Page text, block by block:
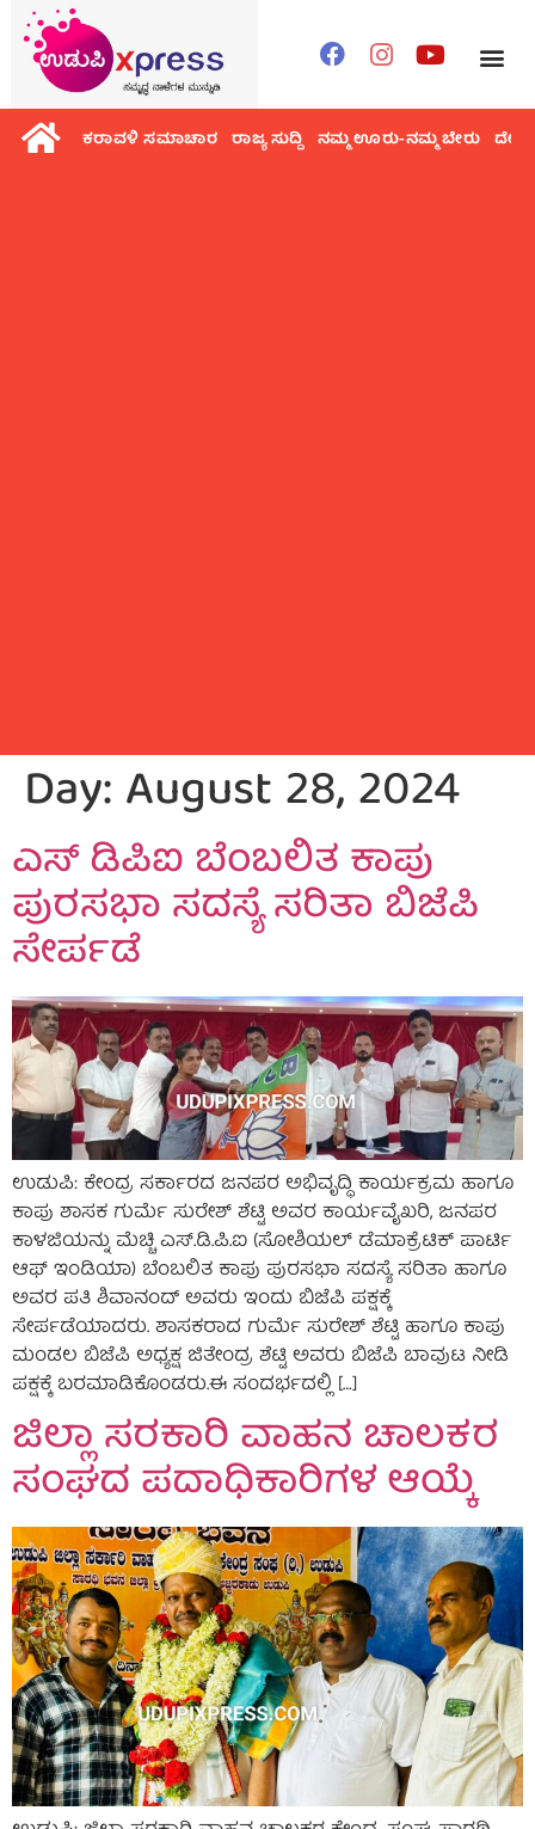
ಕರಾವಳಿ ಸಮಾಚಾರ ರಾಜ್ಯ ಸುದ್ದಿ ನಮ್ಮ ಊರು-ನಮ್ಮ ಬೇರು ದೇಶ
Day:August 28, 2024
ಎಸ್ ಡಿಪಿಐ ಬೆಂಬಲಿತ ಕಾಪು
ಪುರಸಭಾ ಸದಸ್ಯೆ ಸರಿತಾ ಬಿಜೆಪಿ
ಸೇರ್ಪಡೆ
ಉಡುಪಿ: ಕೇಂದ್ರ ಸರ್ಕಾರದ ಜನಪರ ಅಭಿವೃದ್ಧಿ ಕಾರ್ಯಕ್ರಮ ಹಾಗೂ
ಕಾಪು ಶಾಸಕ ಗುರ್ಮೆ ಸುರೇಶ್ ಶೆಟ್ಟಿ ಅವರ ಕಾರ್ಯವೈಖರಿ, ಜನಪರ
ಕಾಳಜಿಯನ್ನು ಮೆಚ್ಚಿ ಎಸ್.ಡಿ.ಪಿ.ಐ (ಸೋಶಿಯಲ್ ಡೆಮಾಕ್ರೆಟಿಕ್ ಪಾರ್ಟಿ
ಆಫ್ ಇಂಡಿಯಾ) ಬೆಂಬಲಿತ ಕಾಪು ಪುರಸಭಾ ಸದಸ್ಯೆ ಸರಿತಾ ಹಾಗೂ
ಅವರ ಪತಿ ಶಿವಾನಂದ್ ಅವರು ಇಂದು ಬಿಜೆಪಿ‌ ಪಕ್ಷಕ್ಕೆ
ಸೇರ್ಪಡೆಯಾದರು. ಶಾಸಕರಾದ ಗುರ್ಮೆ ಸುರೇಶ್ ಶೆಟ್ಟಿ ಹಾಗೂ ಕಾಪು
ಮಂಡಲ ಬಿಜೆಪಿ ಅಧ್ಯಕ್ಷ ಜಿತೇಂದ್ರ ಶೆಟ್ಟಿ ಅವರು ಬಿಜೆಪಿ ಬಾವುಟ ನೀಡಿ
ಪಕ್ಷಕ್ಕೆ ಬರಮಾಡಿಕೊಂಡರು.ಈ ಸಂದರ್ಭದಲ್ಲಿ […]
ಜಿಲ್ಲಾ ಸರಕಾರಿ ವಾಹನ ಚಾಲಕರ
ಸಂಘದ ಪದಾಧಿಕಾರಿಗಳ ಆಯ್ಕೆ